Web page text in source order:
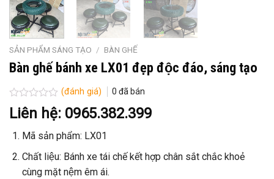
SẢN PHẨM SÁNG TẠO / BÀN GHẾ
Bàn ghế bánh xe LX01 đẹp độc đáo, sáng tạo
Được
xếp
0
sao
(đánh giá) 0 đã bán
Liên hệ: 0965.382.399
Mã sản phẩm: LX01
Chất liệu: Bánh xe tái chế kết hợp chân sắt chắc khoẻ
cùng mặt nệm êm ái.